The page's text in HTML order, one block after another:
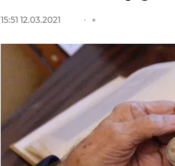
15:51 12.03.2021